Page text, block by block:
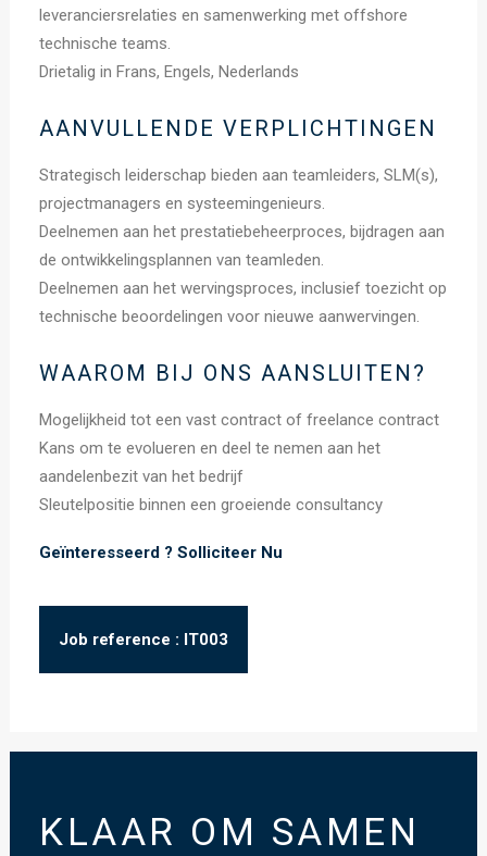
leveranciersrelaties en samenwerking met offshore
technische teams.
Drietalig in Frans, Engels, Nederlands
AANVULLENDE VERPLICHTINGEN
Strategisch leiderschap bieden aan teamleiders, SLM(s),
projectmanagers en systeemingenieurs.
Deelnemen aan het prestatiebeheerproces, bijdragen aan
de ontwikkelingsplannen van teamleden.
Deelnemen aan het wervingsproces, inclusief toezicht op
technische beoordelingen voor nieuwe aanwervingen.
WAAROM BIJ ONS AANSLUITEN?
Mogelijkheid tot een vast contract of freelance contract
Kans om te evolueren en deel te nemen aan het
aandelenbezit van het bedrijf
Sleutelpositie binnen een groeiende consultancy
Geïnteresseerd ? Solliciteer Nu
Job reference : IT003
KLAAR OM SAMEN